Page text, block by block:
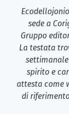
sede a
Gruppo
La testata
spirito e
attesta come
di